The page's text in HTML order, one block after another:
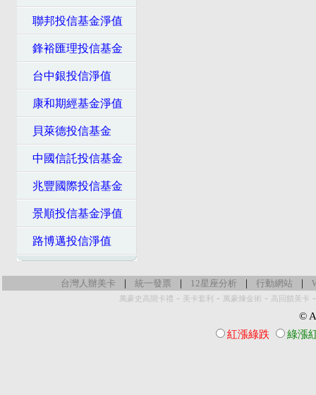
聯邦投信基金淨值
鋒裕匯理投信基金
台中銀投信淨值
康和期經基金淨值
貝萊德投信基金
中國信託投信基金
兆豐國際投信基金
景順投信基金淨值
路博邁投信淨值
台灣人辦美卡 | 統一發票 | 12星座分析 | 行動網站 |
萬豪史高開卡禮 - 美卡套利 - 萬豪煉金術 - 高回饋美卡
©
紅漲綠跌
綠漲